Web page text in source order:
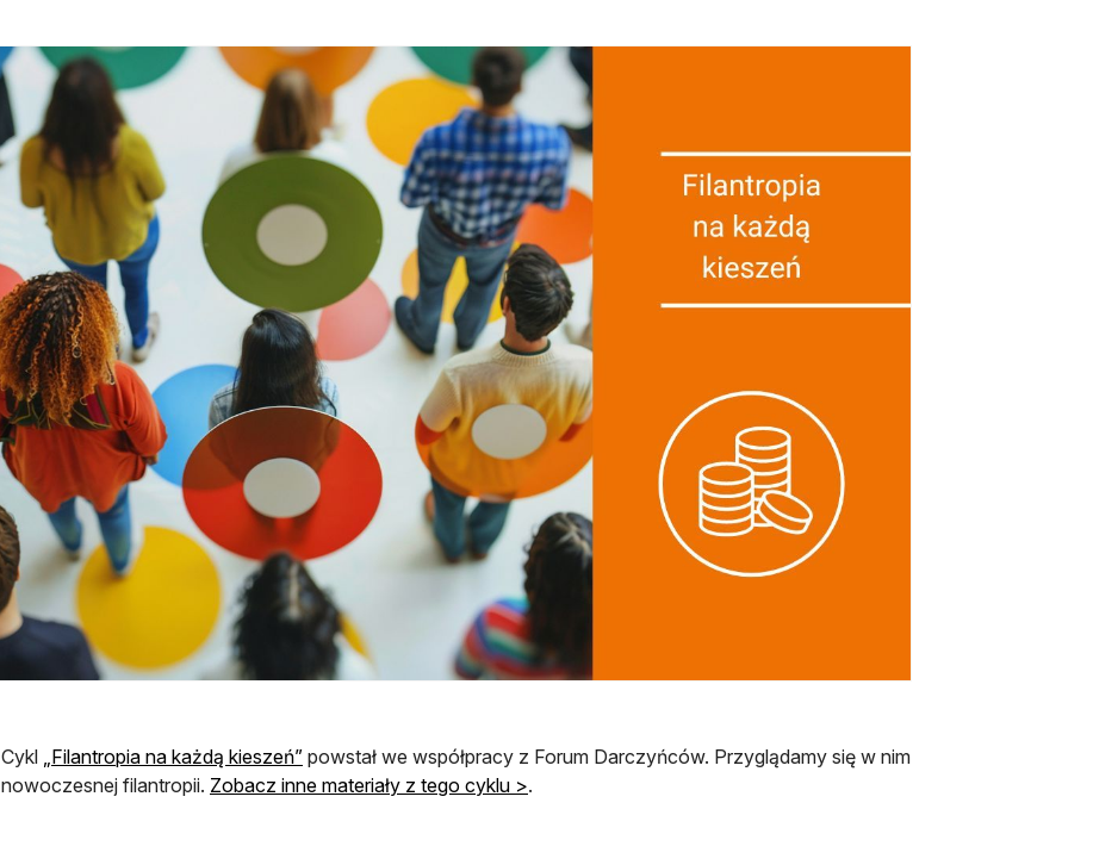
Cykl „Filantropia na każdą kieszeń” powstał we współpracy z Forum Darczyńców. Przyglądamy się w nim
nowoczesnej filantropii. Zobacz inne materiały z tego cyklu >.